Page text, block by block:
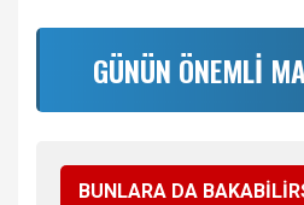
GÜNÜN ÖNEMLİ
BUNLARA DA